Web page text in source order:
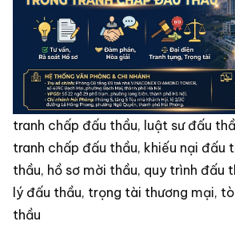
tranh chấp đấu thầu, luật sư đấu
tranh chấp đấu thầu, khiếu nại đấu
thầu, hồ sơ mời thầu, quy trình đấu
lý đấu thầu, trọng tài thương mại,
thầu